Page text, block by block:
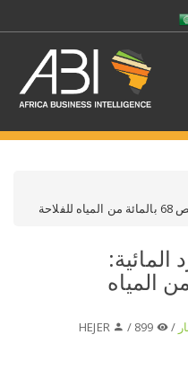
المائية:
من المياه
/
HEJER